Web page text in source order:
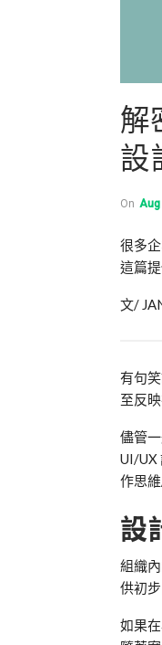
解
設
On Aug
很多
這篇
文/
有句
至反
儘管
UI/UX
作思維
設
組織
供初
如果